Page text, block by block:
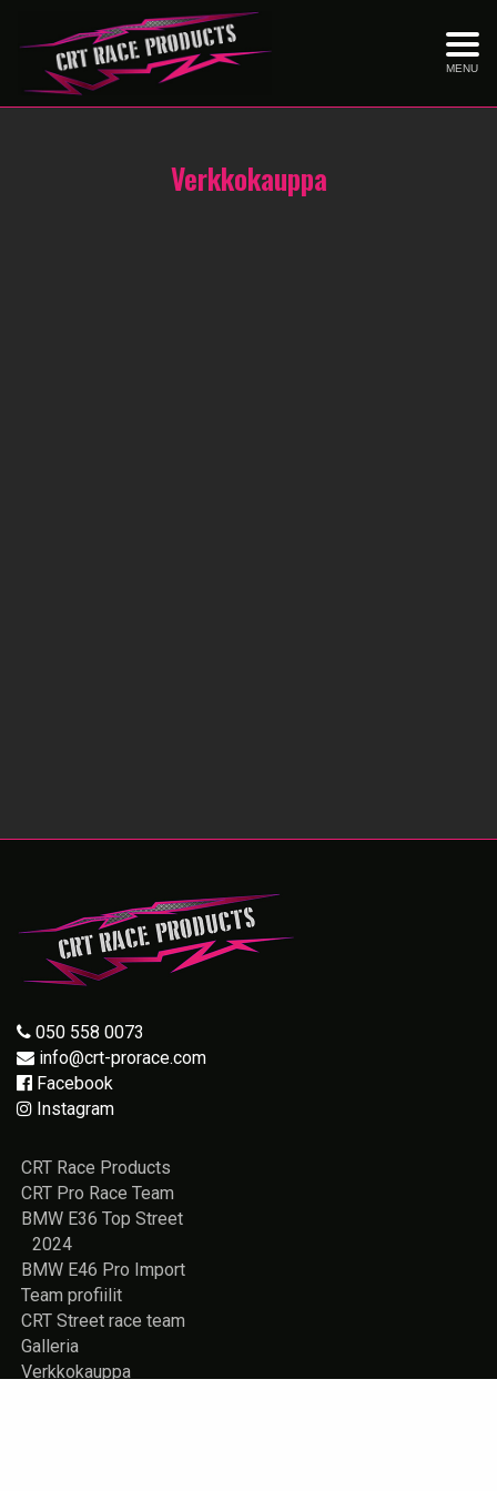
MENU
Verkkokauppa
050 558 0073
info@crt-prorace.com
Facebook
Instagram
CRT Race Products
CRT Pro Race Team
BMW E36 Top Street
2024
BMW E46 Pro Import
Team profiilit
CRT Street race team
Galleria
Verkkokauppa